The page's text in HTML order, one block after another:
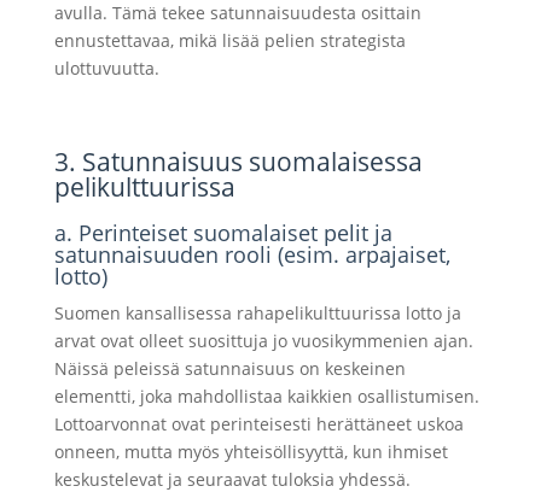
avulla. Tämä tekee satunnaisuudesta osittain
ennustettavaa, mikä lisää pelien strategista
ulottuvuutta.
3. Satunnaisuus suomalaisessa
pelikulttuurissa
a. Perinteiset suomalaiset pelit ja
satunnaisuuden rooli (esim. arpajaiset,
lotto)
Suomen kansallisessa rahapelikulttuurissa lotto ja
arvat ovat olleet suosittuja jo vuosikymmenien ajan.
Näissä peleissä satunnaisuus on keskeinen
elementti, joka mahdollistaa kaikkien osallistumisen.
Lottoarvonnat ovat perinteisesti herättäneet uskoa
onneen, mutta myös yhteisöllisyyttä, kun ihmiset
keskustelevat ja seuraavat tuloksia yhdessä.